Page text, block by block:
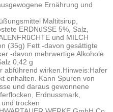
Ernährung und
Maltitsirup,
ERDNüSSE 5%, Salz,
und MILCH
(35g) Fett -davon gesättigte
-davon mehrwertige Alkohole
0,42 g
abführend wirken.Hinweis:Hafer
enhalten. Kann Spuren von
und daraus gewonnene
Erdnussmark,
trocken